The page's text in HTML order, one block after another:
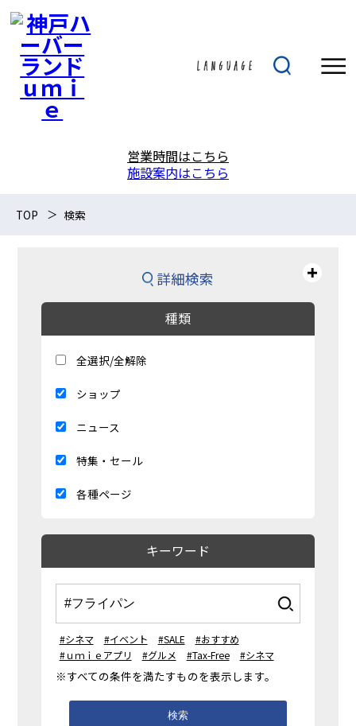
営業時間はこちら
施設案内はこちら
TOP 検索
詳細検索
種類
全選択/全解除
ショップ
ニュース
特集・セール
各種ページ
キーワード
#シネマ #イベント #SALE
#おすすめ
#ｕｍｉｅアプリ
#グルメ #Tax-Free #シネマ
※すべての条件を満たすものを表示します。
検索